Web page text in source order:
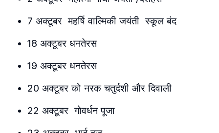
7 अक्टूबर महर्षि वाल्मिकी जयंती स्कूल बंद
18 अक्टूबर धनतेरस
19 अक्टूबर धनतेरस
20 अक्टूबर को नरक चतुर्दशी और दिवाली
22 अक्टूबर गोवर्धन पूजा